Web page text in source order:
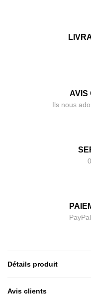
AVIS
Ils nous
Détails produit
Avis clients